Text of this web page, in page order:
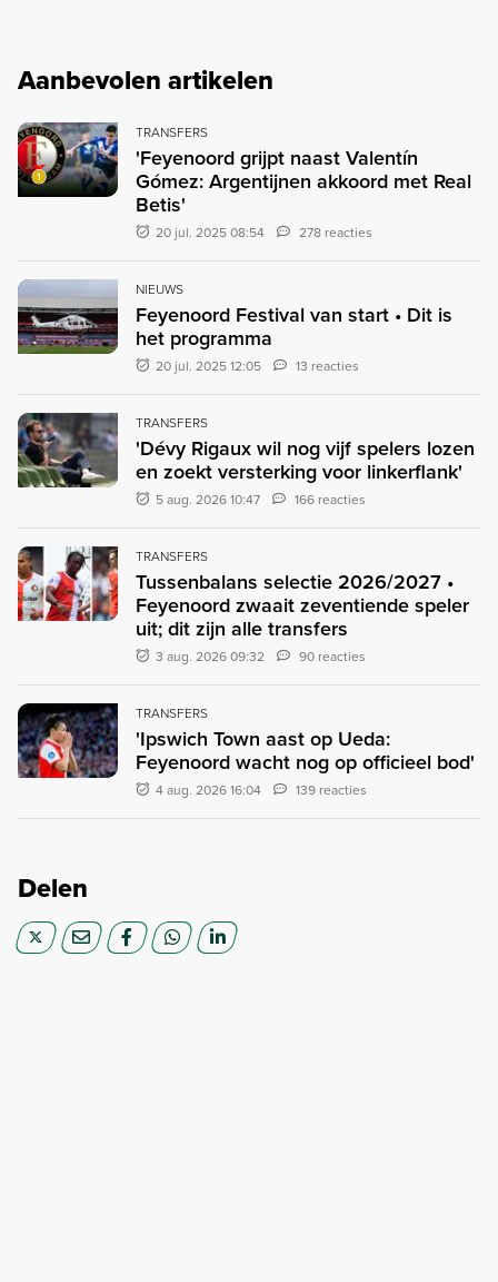
Aanbevolen artikelen
TRANSFERS
'Feyenoord grijpt naast Valentín
Gómez: Argentijnen akkoord met Real
Betis'
20 jul. 2025 08:54 278 reacties
NIEUWS
Feyenoord Festival van start • Dit is
het programma
20 jul. 2025 12:05 13 reacties
TRANSFERS
'Dévy Rigaux wil nog vijf spelers lozen
en zoekt versterking voor linkerflank'
5 aug. 2026 10:47 166 reacties
TRANSFERS
Tussenbalans selectie 2026/2027 •
Feyenoord zwaait zeventiende speler
uit; dit zijn alle transfers
3 aug. 2026 09:32 90 reacties
TRANSFERS
'Ipswich Town aast op Ueda:
Feyenoord wacht nog op officieel bod'
4 aug. 2026 16:04 139 reacties
Delen